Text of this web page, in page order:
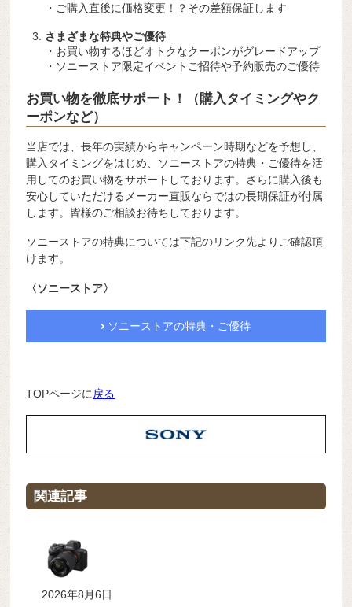
・ご購入直後に価格変更！？その差額保証します
さまざまな特典やご優待
・お買い物するほどオトクなクーポンがグレードアップ
・ソニーストア限定イベントご招待や予約販売のご優待
お買い物を徹底サポート！（購入タイミングやク
ーポンなど）
当店では、長年の実績からキャンペーン時期などを予想し、
購入タイミングをはじめ、ソニーストアの特典・ご優待を活
用してのお買い物をサポートしております。さらに購入後も
安心していただけるメーカー直販ならではの長期保証が付属
します。皆様のご相談お待ちしております。
ソニーストアの特典については下記のリンク先よりご確認頂
けます。
〈ソニーストア〉
ソニーストアの特典・ご優待
TOPページに 戻る
関連記事
2026年8月6日